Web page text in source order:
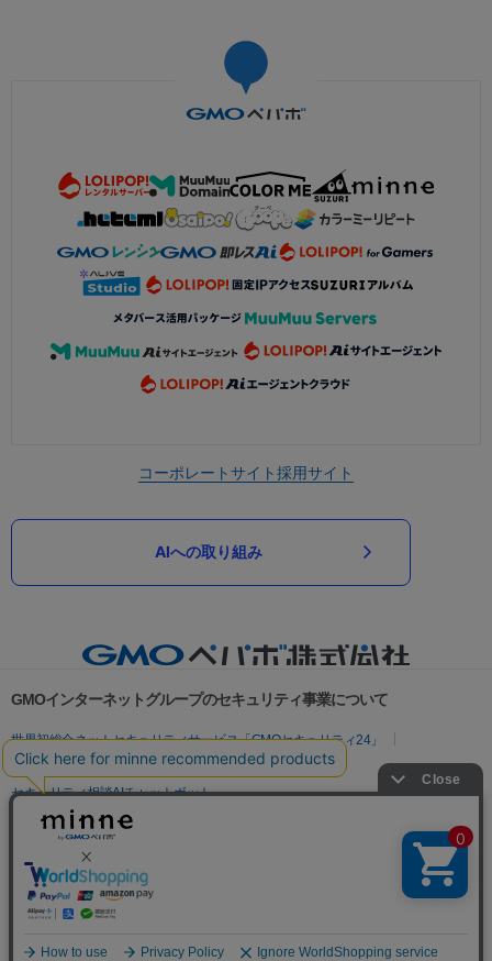
コーポレートサイト採用サイト
AIへの取り組み
GMOインターネットグループのセキュリティ事業について
世界初総合ネットセキュリティサービス「GMOセキュリティ24」
パスワード漏洩診断
Webサイトリスク診断
セキュリティ相談AIチャットボット
実在証明・盗聴対策
サイバー攻撃対策（GMO Flatt Security）
セキュリティ事業の軌跡